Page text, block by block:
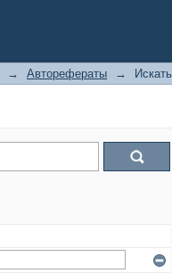
→ Авторефераты → Искать